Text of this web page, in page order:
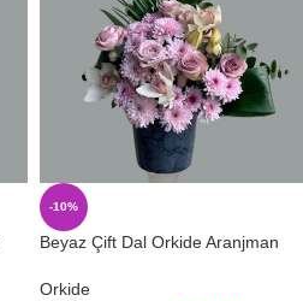
-10%
Beyaz Çift Dal Orkide Aranjman
Orkide